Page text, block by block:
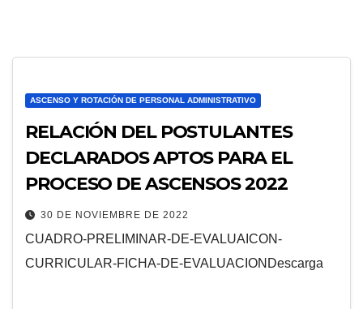
ASCENSO Y ROTACIÓN DE PERSONAL ADMINISTRATIVO
RELACIÓN DEL POSTULANTES
DECLARADOS APTOS PARA EL
PROCESO DE ASCENSOS 2022
30 DE NOVIEMBRE DE 2022
CUADRO-PRELIMINAR-DE-EVALUAICON-
CURRICULAR-FICHA-DE-EVALUACIONDescarga